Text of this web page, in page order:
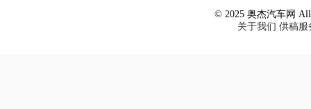
© 2025 奥杰汽车网 All
关于我们 供稿服